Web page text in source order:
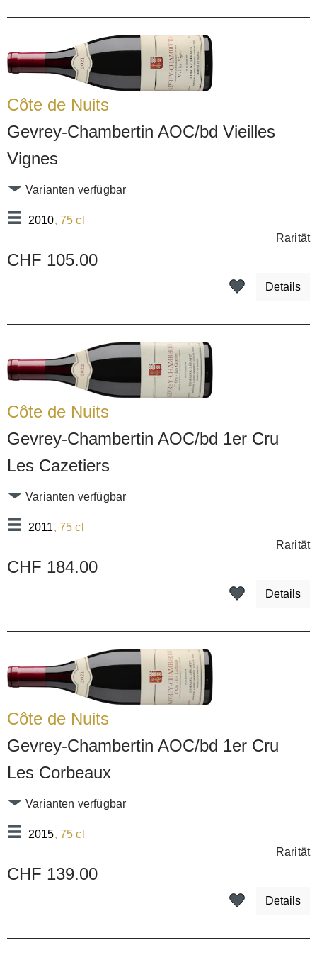
Côte de Nuits
Gevrey-Chambertin AOC/bd Vieilles
Vignes
2010, 75 cl
Varianten verfügbar
Rarität
CHF 105.00
Details
Côte de Nuits
Gevrey-Chambertin AOC/bd 1er Cru
Les Cazetiers
2011, 75 cl
Varianten verfügbar
Rarität
CHF 184.00
Details
Côte de Nuits
Gevrey-Chambertin AOC/bd 1er Cru
Les Corbeaux
2015, 75 cl
Varianten verfügbar
Rarität
CHF 139.00
Details